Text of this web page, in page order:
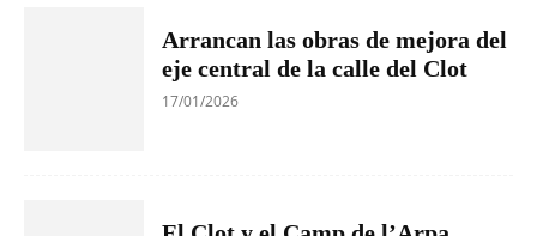
Arrancan las obras de mejora del
eje central de la calle del Clot
17/01/2026